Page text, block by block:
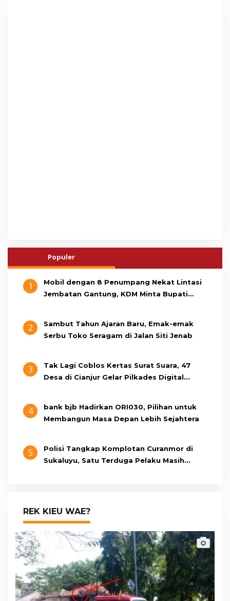
Populer
1
Mobil dengan 8 Penumpang Nekat Lintasi
Jembatan Gantung, KDM Minta Bupati
2
Sambut Tahun Ajaran Baru, Emak-emak
Serbu Toko Seragam di Jalan Siti Jenab
3
Tak Lagi Coblos Kertas Surat Suara, 47
Desa di Cianjur Gelar Pilkades Digital
4
bank bjb Hadirkan ORI030, Pilihan untuk
Membangun Masa Depan Lebih Sejahtera
5
Polisi Tangkap Komplotan Curanmor di
Sukaluyu, Satu Terduga Pelaku Masih
REK KIEU WAE?